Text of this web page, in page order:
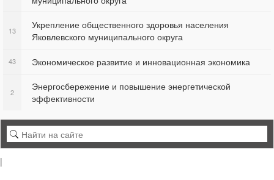
Укрепление общественного здоровья населения
Яковлевского муниципального округа
13
Экономическое развитие и инновационная экономика
43
Энергосбережение и повышение энергетической
эффективности
2
|